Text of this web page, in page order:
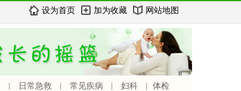
设为首页 加为收藏 网站地图
日常急救 常见疾病 妇科
体检